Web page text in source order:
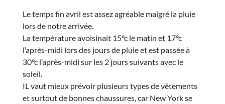
Le temps fin avril est assez agréable malgré la pluie
lors de notre arrivée.
La température avoisinait 15°c le matin et 17°c
l’après-midi lors des jours de pluie et est passée à
30°c l’après-midi sur les 2 jours suivants avec le
soleil.
IL vaut mieux prévoir plusieurs types de vêtements
et surtout de bonnes chaussures, car New York se